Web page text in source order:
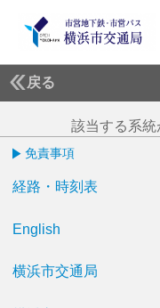
戻る
該当する系統
免責事項
経路・時刻表
English
横浜市交通局